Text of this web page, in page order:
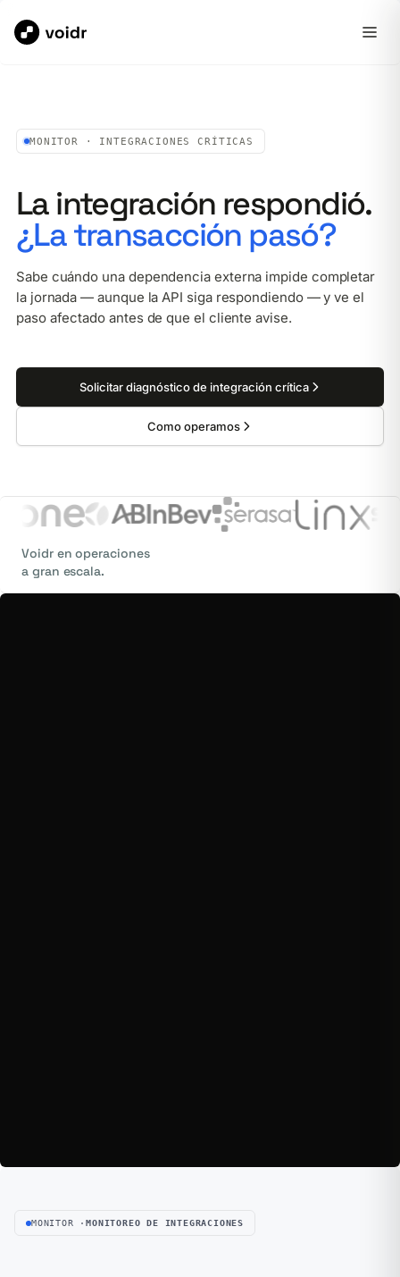
MONITOR · INTEGRACIONES CRÍTICAS
La integración respondió.
¿La transacción pasó?
Sabe cuándo una dependencia externa impide completar
la jornada — aunque la API siga respondiendo — y ve el
paso afectado antes de que el cliente avise.
Solicitar diagnóstico de integración crítica
Como operamos
Voidr en operaciones
a gran escala.
MONITOR ·MONITOREO DE INTEGRACIONES